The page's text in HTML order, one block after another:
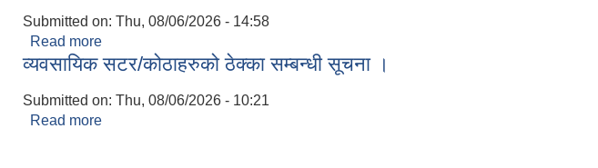
Submitted on: Thu, 08/06/2026 - 14:58
Read more
व्यवसायिक सटर/कोठाहरुको ठेक्का सम्बन्धी सूचना ।
Submitted on: Thu, 08/06/2026 - 10:21
Read more